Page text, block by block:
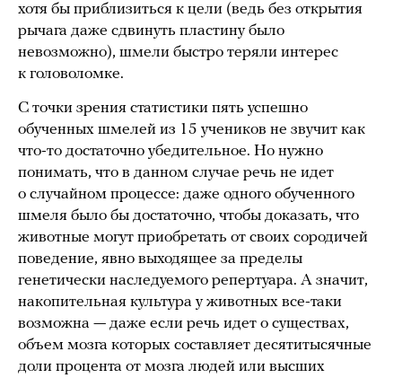
хотя бы приблизиться к цели (ведь без открытия
рычага даже сдвинуть пластину было
невозможно), шмели быстро теряли интерес
к головоломке.
С точки зрения статистики пять успешно
обученных шмелей из 15 учеников не звучит как
что-то достаточно убедительное. Но нужно
понимать, что в данном случае речь не идет
о случайном процессе: даже одного обученного
шмеля было бы достаточно, чтобы доказать, что
животные могут приобретать от своих сородичей
поведение, явно выходящее за пределы
генетически наследуемого репертуара. А значит,
накопительная культура у животных все-таки
возможна — даже если речь идет о существах,
объем мозга которых составляет десятитысячные
доли процента от мозга людей или высших